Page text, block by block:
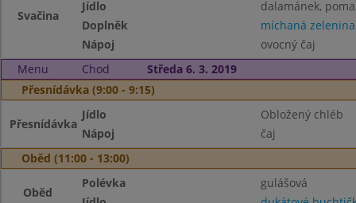
Svačina
Jídlo
dalamánek,
Doplněk
míchaná zelenina
Nápoj
ovocný čaj
Menu
Chod
Středa 6. 3. 2019
Přesnídávka (9:00 - 9:15)
Přesnídávka
Jídlo
Obložený chléb
Nápoj
čaj
Oběd (11:00 - 13:00)
Oběd
Polévka
gulášová